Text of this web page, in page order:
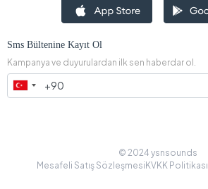
Sms Bültenine Kayıt Ol
Kampanya ve duyurulardan ilk sen haberdar ol.
© 2024 ysnsounds
Mesafeli Satış Sözleşmesi KVKK Politikası